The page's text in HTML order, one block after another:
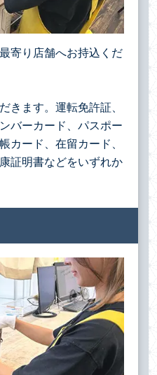
寄り店舗へお持込くだ
きます。運転免許証、
バーカード、パスポー
カード、在留カード、
証明書などをいずれか